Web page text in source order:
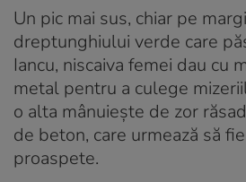
Un pic mai sus, chiar pe
dreptunghiului verde care
Iancu, niscaiva femei dau cu
metal pentru a culege
o alta mânuiește de zor
de beton, care urmează să
proaspete.